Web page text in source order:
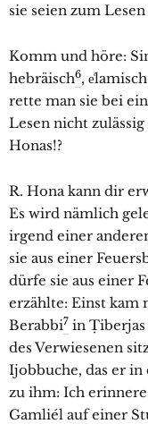
sie seien zum Lesen
Komm und höre:
hebräisch6,
rette man sie bei
Lesen nicht
Honas!?
R. Hona kann dir
Es wird nämlich
irgend einer
sie aus einer
dürfe sie aus einer
erzählte: Einst kam
Berabbi7 in Ṭiberjas
des Verwiesenen
Ijobbuche, das er in
zu ihm: Ich
Gamliél auf einer